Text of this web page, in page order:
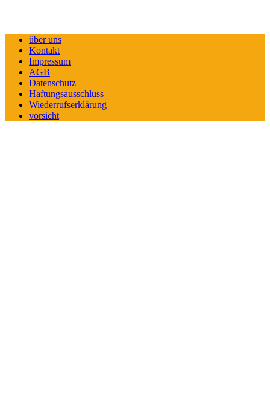
über uns
Kontakt
Impressum
AGB
Datenschutz
Haftungsausschluss
Wiederrufserklärung
vorsicht